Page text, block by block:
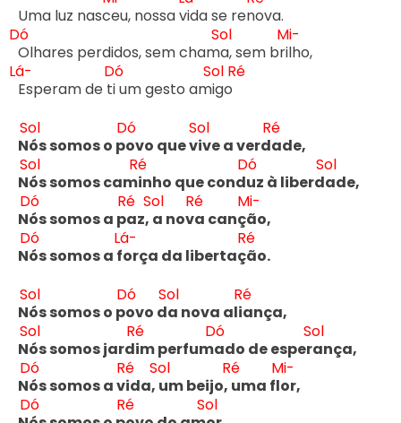
Uma luz nasceu, nossa vida se ren
Dó
Olhares perdidos, sem cham
Sol
a, sem br
Mi-
Lá-
Esperam de t
Dó
i um gesto am
Sol
igo
Ré
N
Sol
ós somos o p
Dó
ovo que v
Sol
ive a verd
Ré
ade,
N
Sol
ós somos cam
Ré
inho que cond
Dó
uz à liberd
Sol
ade,
N
Dó
ós somos a p
Ré
az,
Sol
a nov
Ré
a canç
Mi-
ão,
N
Dó
ós somos a f
Lá-
orça da libertaç
Ré
ão.
N
Sol
ós somos o p
Dó
ovo d
Sol
a nova ali
Ré
ança,
N
Sol
ós somos jard
Ré
im perfum
Dó
ado de esper
Sol
ança,
N
Dó
ós somos a v
Ré
ida,
Sol
um beijo,
Ré
uma fl
Mi-
or,
Dó
Ré
Sol